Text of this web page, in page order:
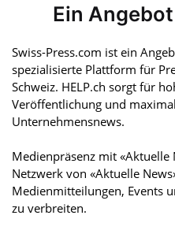
Ein
Swiss-Press.com ist ein
spezialisierte Plattform für
Schweiz. HELP.ch sorgt für
Veröffentlichung und
Unternehmensnews.
Medienpräsenz mit «Aktuelle
Netzwerk von «Aktuelle
Medienmitteilungen, Events
zu verbreiten.